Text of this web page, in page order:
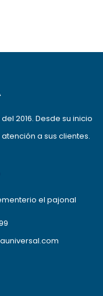
2016. Desde su inicio
a sus clientes.
el pajonal